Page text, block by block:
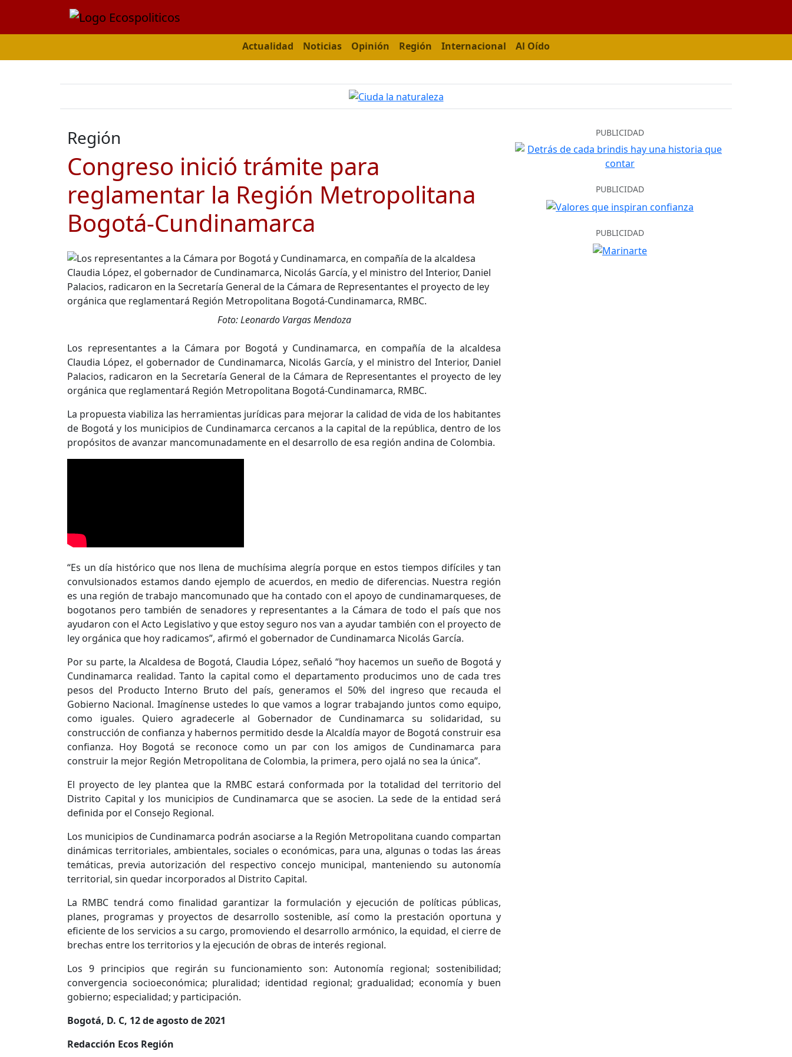
Actualidad Noticias Opinión Región Internacional Al Oído
Región
Congreso inició trámite para
reglamentar la Región Metropolitana
Bogotá-Cundinamarca
Foto: Leonardo Vargas Mendoza
Los representantes a la Cámara por Bogotá y Cundinamarca, en compañía de la alcaldesa
Claudia López, el gobernador de Cundinamarca, Nicolás García, y el ministro del Interior, Daniel
Palacios, radicaron en la Secretaría General de la Cámara de Representantes el proyecto de ley
orgánica que reglamentará Región Metropolitana Bogotá-Cundinamarca, RMBC.
La propuesta viabiliza las herramientas jurídicas para mejorar la calidad de vida de los habitantes
de Bogotá y los municipios de Cundinamarca cercanos a la capital de la república, dentro de los
propósitos de avanzar mancomunadamente en el desarrollo de esa región andina de Colombia.
“Es un día histórico que nos llena de muchísima alegría porque en estos tiempos difíciles y tan
convulsionados estamos dando ejemplo de acuerdos, en medio de diferencias. Nuestra región
es una región de trabajo mancomunado que ha contado con el apoyo de cundinamarqueses, de
bogotanos pero también de senadores y representantes a la Cámara de todo el país que nos
ayudaron con el Acto Legislativo y que estoy seguro nos van a ayudar también con el proyecto de
ley orgánica que hoy radicamos”, afirmó el gobernador de Cundinamarca Nicolás García.
Por su parte, la Alcaldesa de Bogotá, Claudia López, señaló “hoy hacemos un sueño de Bogotá y
Cundinamarca realidad. Tanto la capital como el departamento producimos uno de cada tres
pesos del Producto Interno Bruto del país, generamos el 50% del ingreso que recauda el
Gobierno Nacional. Imagínense ustedes lo que vamos a lograr trabajando juntos como equipo,
como iguales. Quiero agradecerle al Gobernador de Cundinamarca su solidaridad, su
construcción de confianza y habernos permitido desde la Alcaldía mayor de Bogotá construir esa
confianza. Hoy Bogotá se reconoce como un par con los amigos de Cundinamarca para
construir la mejor Región Metropolitana de Colombia, la primera, pero ojalá no sea la única”.
El proyecto de ley plantea que la RMBC estará conformada por la totalidad del territorio del
Distrito Capital y los municipios de Cundinamarca que se asocien. La sede de la entidad será
definida por el Consejo Regional.
Los municipios de Cundinamarca podrán asociarse a la Región Metropolitana cuando compartan
dinámicas territoriales, ambientales, sociales o económicas, para una, algunas o todas las áreas
temáticas, previa autorización del respectivo concejo municipal, manteniendo su autonomía
territorial, sin quedar incorporados al Distrito Capital.
La RMBC tendrá como finalidad garantizar la formulación y ejecución de políticas públicas,
planes, programas y proyectos de desarrollo sostenible, así como la prestación oportuna y
eficiente de los servicios a su cargo, promoviendo el desarrollo armónico, la equidad, el cierre de
brechas entre los territorios y la ejecución de obras de interés regional.
Los 9 principios que regirán su funcionamiento son: Autonomía regional; sostenibilidad;
convergencia socioeconómica; pluralidad; identidad regional; gradualidad; economía y buen
gobierno; especialidad; y participación.
Bogotá, D. C, 12 de agosto de 2021
Redacción Ecos Región
PUBLICIDAD
PUBLICIDAD
PUBLICIDAD